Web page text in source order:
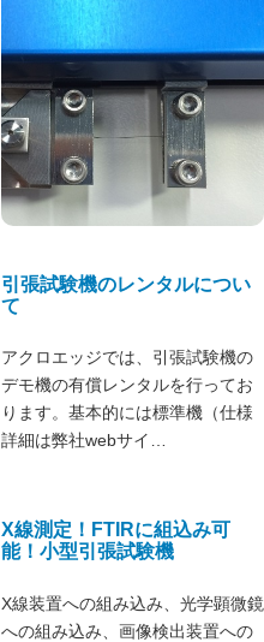
引張試験機のレンタルについ
て
アクロエッジでは、引張試験機の
デモ機の有償レンタルを行ってお
ります。基本的には標準機（仕様
詳細は弊社webサイ…
X線測定！FTIRに組込み可
能！小型引張試験機
X線装置への組み込み、光学顕微鏡
への組み込み、画像検出装置への